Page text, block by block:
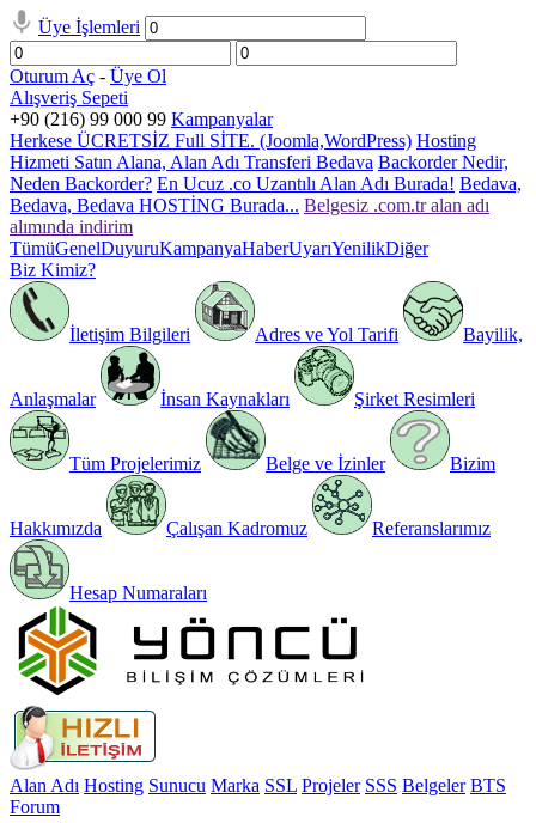
Üye İşlemleri
Oturum Aç - Üye Ol
Alışveriş Sepeti
+90 (216) 99 000 99 Kampanyalar
Herkese ÜCRETSİZ Full SİTE. (Joomla,WordPress) Hosting
Hizmeti Satın Alana, Alan Adı Transferi Bedava Backorder Nedir,
Neden Backorder? En Ucuz .co Uzantılı Alan Adı Burada! Bedava,
Bedava, Bedava HOSTİNG Burada... Belgesiz .com.tr alan adı
alımında indirim
TümüGenelDuyuruKampanyaHaberUyarıYenilikDiğer
Biz Kimiz?
İletişim Bilgileri Adres ve Yol Tarifi Bayilik,
Anlaşmalar İnsan Kaynakları Şirket Resimleri
Tüm Projelerimiz Belge ve İzinler Bizim
Hakkımızda Çalışan Kadromuz Referanslarımız
Hesap Numaraları
Alan Adı Hosting Sunucu Marka SSL Projeler SSS Belgeler BTS
Forum